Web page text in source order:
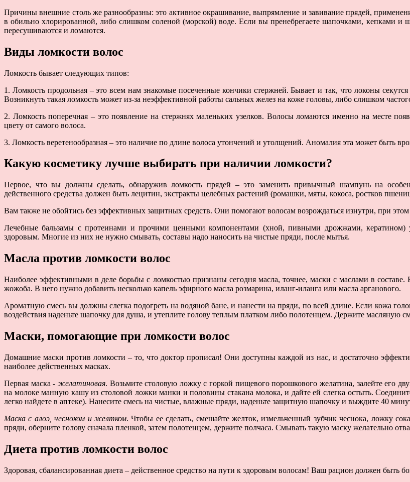
Причины внешние столь же разнообразны: это активное окрашивание, выпрямление и завивание прядей,
в обильно хлорированной, либо слишком соленой (морской) воде. Если вы пренебрегаете шапочками, кепками
пересушиваются и ломаются.
Виды ломкости волос
Ломкость бывает следующих типов:
1. Ломкость продольная – это всем нам знакомые посеченные кончики стержней. Бывает и так, что локоны
Возникнуть такая ломкость может из-за неэффективной работы сальных желез на коже головы, либо слишком
2. Ломкость поперечная – это появление на стержнях маленьких узелков. Волосы ломаются именно на месте
цвету от самого волоса.
3. Ломкость веретенообразная – это наличие по длине волоса утончений и утолщений. Аномалия эта может быть
Какую косметику лучше выбирать при наличии ломкости?
Первое, что вы должны сделать, обнаружив ломкость прядей – это заменить привычный шампунь на
действенного средства должен быть лецитин, экстракты целебных растений (ромашки, мяты, кокоса, ростков
Вам также не обойтись без эффективных защитных средств. Они помогают волосам возрождаться изнутри, при
Лечебные бальзамы с протеинами и прочими ценными компонентами (хной, пивными дрожжами, кератином)
здоровым. Многие из них не нужно смывать, составы надо наносить на чистые пряди, после мытья.
Масла против ломкости волос
Наиболее эффективными в деле борьбы с ломкостью признаны сегодня масла, точнее, маски с маслами в
жожоба. В него нужно добавить несколько капель эфирного масла розмарина, иланг-иланга или масла арганового.
Ароматную смесь вы должны слегка подогреть на водяной бане, и нанести на пряди, по всей длине. Если кожа
воздействия наденьте шапочку для душа, и утеплите голову теплым платком либо полотенцем. Держите масляную
Маски, помогающие при ломкости волос
Домашние маски против ломкости – то, что доктор прописал! Они доступны каждой из нас, и достаточно
наиболее действенных масках.
Первая маска - желатиновая. Возьмите столовую ложку с горкой пищевого порошкового желатина, залейте его
на молоке манную кашу из столовой ложки манки и половины стакана молока, и дайте ей слегка остыть.
легко найдете в аптеке). Нанесите смесь на чистые, влажные пряди, наденьте защитную шапочку и выждите 40
Маска с алоэ, чесноком и желтком. Чтобы ее сделать, смешайте желток, измельченный зубчик чеснока, ложку
пряди, оберните голову сначала пленкой, затем полотенцем, держите полчаса. Смывать такую маску желательно
Диета против ломкости волос
Здоровая, сбалансированная диета – действенное средство на пути к здоровым волосам! Ваш рацион должен быть